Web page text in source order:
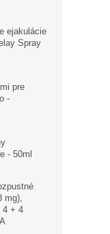
ejakulácie
Spray
pre
-
- 50ml
mg),
4 + 4